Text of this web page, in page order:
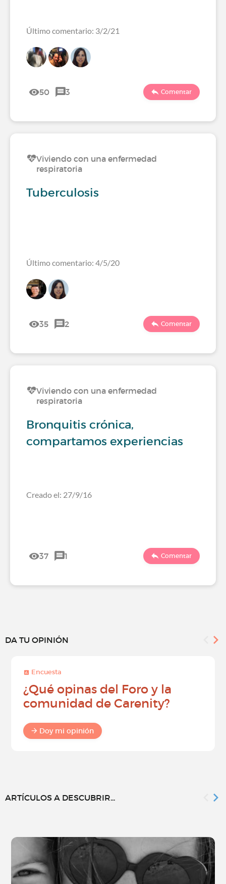
Último comentario: 3/2/21
50 3 Comentar
Viviendo con una enfermedad
respiratoria
Tuberculosis
Último comentario: 4/5/20
35 2 Comentar
Viviendo con una enfermedad
respiratoria
Bronquitis crónica,
compartamos experiencias
Creado el: 27/9/16
37 1 Comentar
DA TU OPINIÓN
Encuesta
¿Qué opinas del Foro y la
comunidad de Carenity?
Doy mi opinión
ARTÍCULOS A DESCUBRIR...